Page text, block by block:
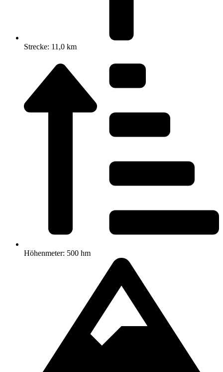
Strecke: 11,0 km
Höhenmeter: 500 hm